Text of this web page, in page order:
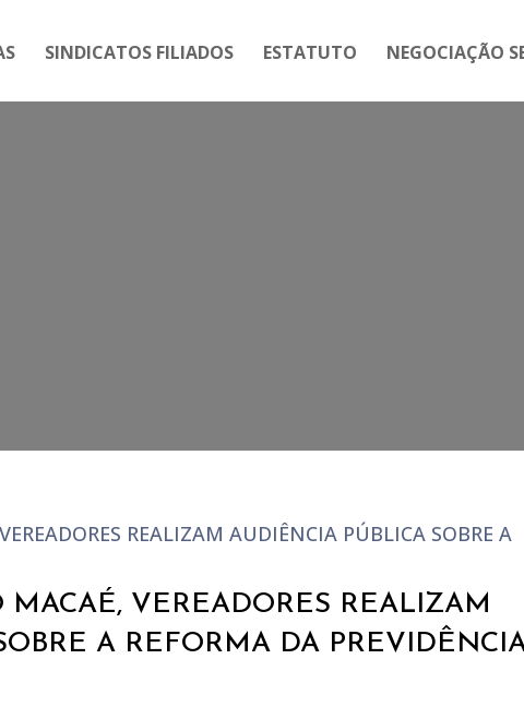
SINDICATOS FILIADOS ESTATUTO NEGOCIAÇÃO
VEREADORES REALIZAM
A REFORMA DA